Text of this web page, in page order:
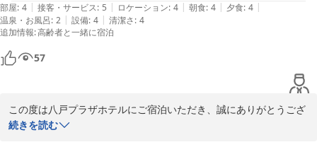
かった！
反対に朝食は、最高でした！
ユックリ食べれたので満足です！
部屋: 4 | 接客・サービス: 5 | ロケーション: 4 | 朝食: 4 | 夕食: 4 |
温泉・お風呂: 2 | 設備: 4 | 清潔さ: 4
追加情報:高齢者と一緒に宿泊
57
この度は八戸プラザホテルにご宿泊いただき、誠にありがとうござ
います。
続きを読む